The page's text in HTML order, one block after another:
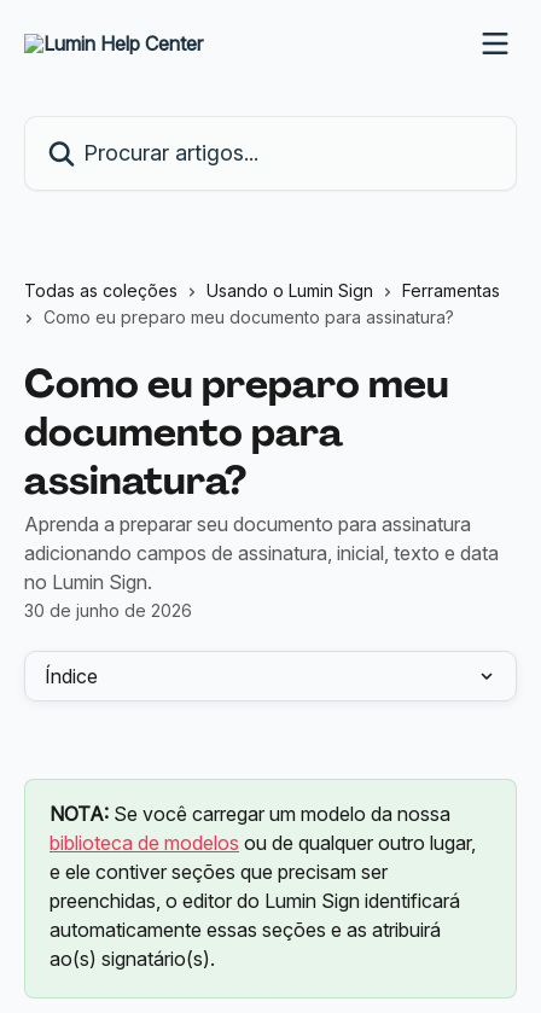
Todas as coleções Usando o Lumin Sign
Ferramentas
Como eu preparo meu documento para assinatura?
Como eu preparo meu
documento para
assinatura?
Aprenda a preparar seu documento para assinatura
adicionando campos de assinatura, inicial, texto e data
no Lumin Sign.
30 de junho de 2026
Índice
NOTA: Se você carregar um modelo da nossa
biblioteca de modelos ou de qualquer outro lugar,
e ele contiver seções que precisam ser
preenchidas, o editor do Lumin Sign identificará
automaticamente essas seções e as atribuirá
ao(s) signatário(s).